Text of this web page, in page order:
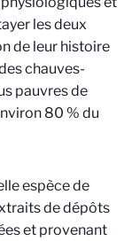
les deux
de leur histoire
chauves-
pauvres de
80 % du
espèce de
de dépôts
et provenant